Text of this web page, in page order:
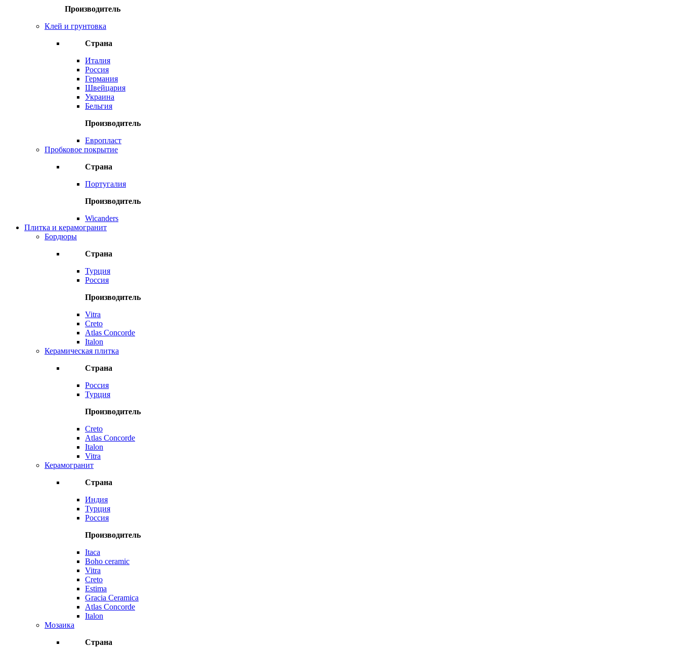
Производитель
Клей и грунтовка
Страна
Италия
Россия
Германия
Швейцария
Украина
Бельгия
Производитель
Европласт
Пробковое покрытие
Страна
Португалия
Производитель
Wicanders
Плитка и керамогранит
Бордюры
Страна
Турция
Россия
Производитель
Vitra
Creto
Atlas Concorde
Italon
Керамическая плитка
Страна
Россия
Турция
Производитель
Creto
Atlas Concorde
Italon
Vitra
Керамогранит
Страна
Индия
Турция
Россия
Производитель
Itaca
Boho ceramic
Vitra
Creto
Estima
Gracia Ceramica
Atlas Concorde
Italon
Мозаика
Страна